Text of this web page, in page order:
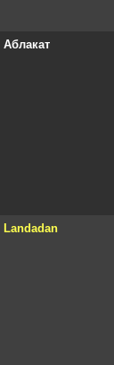
Аблакат
Landadan